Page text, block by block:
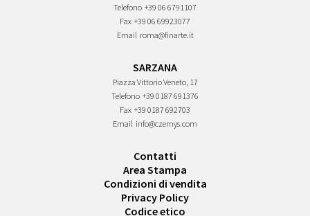
Telefono +39 06 6791107
Fax +39 06 69923077
Email roma@finarte.it
SARZANA
Piazza Vittorio Veneto, 17
Telefono +39 0187 691376
Fax +39 0187 692703
Email info@czernys.com
Contatti
Area Stampa
Condizioni di vendita
Privacy Policy
Codice etico